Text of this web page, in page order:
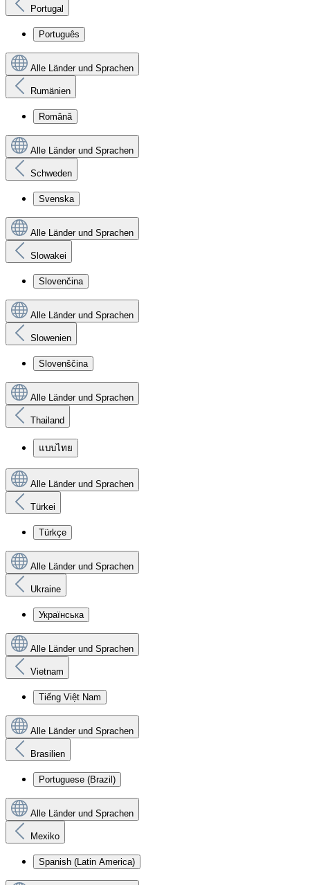
Portugal
Português
Alle Länder und Sprachen
Rumänien
Română
Alle Länder und Sprachen
Schweden
Svenska
Alle Länder und Sprachen
Slowakei
Slovenčina
Alle Länder und Sprachen
Slowenien
Slovenščina
Alle Länder und Sprachen
Thailand
แบบไทย
Alle Länder und Sprachen
Türkei
Türkçe
Alle Länder und Sprachen
Ukraine
Українська
Alle Länder und Sprachen
Vietnam
Tiếng Việt Nam
Alle Länder und Sprachen
Brasilien
Portuguese (Brazil)
Alle Länder und Sprachen
Mexiko
Spanish (Latin America)